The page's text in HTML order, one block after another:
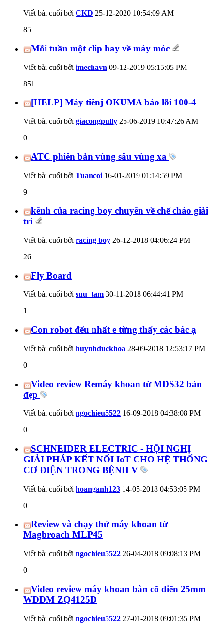
Viết bài cuối bởi CKD 25-12-2020 10:54:09 AM
85
Mỗi tuần một clip hay về máy móc
Viết bài cuối bởi imechavn 09-12-2019 05:15:05 PM
851
[HELP] Máy tiênj OKUMA báo lỗi 100-4
Viết bài cuối bởi giacongpully 25-06-2019 10:47:26 AM
0
ATC phiên bản vùng sâu vùng xa
Viết bài cuối bởi Tuancoi 16-01-2019 01:14:59 PM
9
kênh của racing boy chuyên về chế cháo giải
trí
Viết bài cuối bởi racing boy 26-12-2018 04:06:24 PM
26
Fly Board
Viết bài cuối bởi suu_tam 30-11-2018 06:44:41 PM
1
Con robot đểu nhất e từng thấy các bác ạ
Viết bài cuối bởi huynhduckhoa 28-09-2018 12:53:17 PM
0
Video review Remáy khoan từ MDS32 bản
đẹp
Viết bài cuối bởi ngochieu5522 16-09-2018 04:38:08 PM
0
SCHNEIDER ELECTRIC - HỘI NGHỊ
GIẢI PHÁP KẾT NỐI IoT CHO HỆ THỐNG
CƠ ĐIỆN TRONG BỆNH V
Viết bài cuối bởi hoanganh123 14-05-2018 04:53:05 PM
0
Review và chạy thử máy khoan từ
Magbroach MLP45
Viết bài cuối bởi ngochieu5522 26-04-2018 09:08:13 PM
0
Video review máy khoan bàn cổ điển 25mm
WDDM ZQ4125D
Viết bài cuối bởi ngochieu5522 27-01-2018 09:01:35 PM